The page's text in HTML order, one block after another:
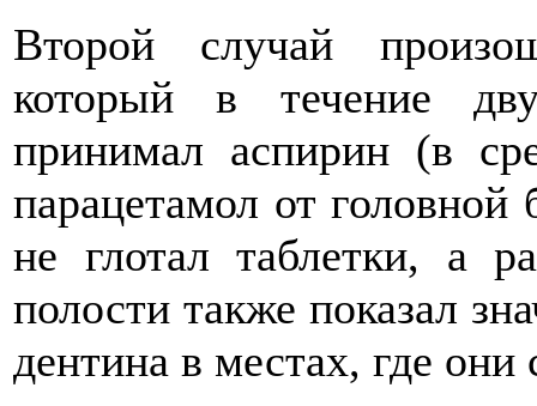
Второй случай
который в течение
принимал аспирин (в
парацетамол от
не глотал таблетки, а
полости также показал
дентина в местах, где